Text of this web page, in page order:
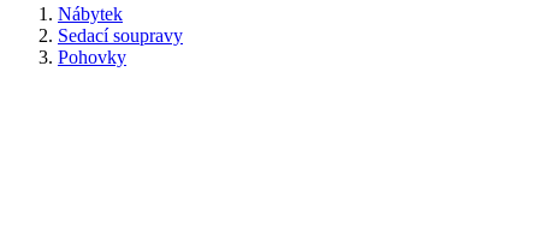
Nábytek
Sedací soupravy
Pohovky